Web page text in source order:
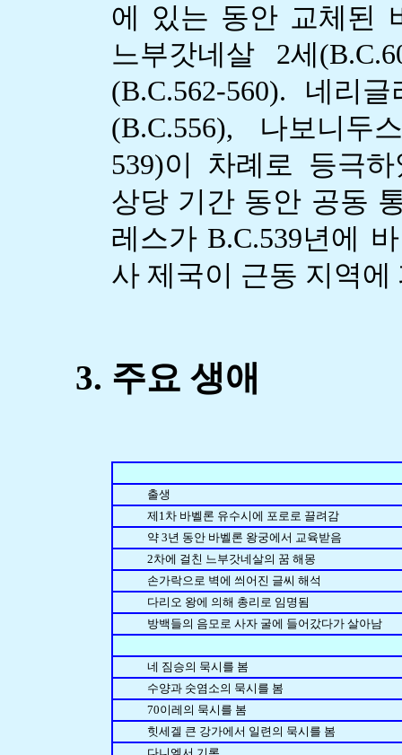
에 있는 동안 교체된
느부갓네살 2세
(B.C.562-560). 네리
(B.C.556), 나보니두
539)이 차례로 등극
상당 기간 동안 공동
레스가 B.C.539년에
사 제국이 근동 지역
3. 주요 생애
출생
제1차 바벨론 유수시에 포로로 끌려감
약 3년 동안 바벨론 왕궁에서 교육받음
2차에 걸친 느부갓네살의 꿈 해몽
손가락으로 벽에 씌어진 글씨 해석
다리오 왕에 의해 총리로 임명됨
방백들의 음모로 사자 굴에 들어갔다가 살아남
네 짐승의 묵시를 봄
수양과 숫염소의 묵시를 봄
70이레의 묵시를 봄
힛세겔 큰 강가에서 일련의 묵시를 봄